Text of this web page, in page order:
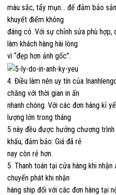
màu sắc, tẩy mụn… để đảm bảo
khuyết điểm không
đáng có. Với sự chỉnh sửa phù hợp,
làm khách hàng hài lòng
vì “đẹp hơn ảnh gốc”.
4. Điều làm nên uy tín của
chăng với thời gian in ấn
nhanh chóng. Với các đơn hàng kỉ
lượng lớn trong tháng
5 này đều được hưởng chương
khấu, đảm bảo: Giá đã rẻ
nay còn rẻ hơn.
5. Thanh toán tại cửa hàng khi nhận
chuyển phát khi nhận
hàng ship đối với các đơn hàng tại